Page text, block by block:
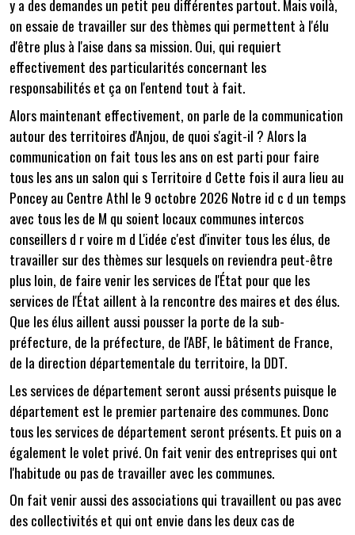
y a des demandes un petit peu différentes partout. Mais voilà,
on essaie de travailler sur des thèmes qui permettent à l'élu
d'être plus à l'aise dans sa mission. Oui, qui requiert
effectivement des particularités concernant les
responsabilités et ça on l'entend tout à fait.
Alors maintenant effectivement, on parle de la communication
autour des territoires d'Anjou, de quoi s'agit-il ? Alors la
communication on fait tous les ans on est parti pour faire
tous les ans un salon qui s Territoire d Cette fois il aura lieu au
Poncey au Centre Athl le 9 octobre 2026 Notre id c d un temps
avec tous les de M qu soient locaux communes intercos
conseillers d r voire m d L'idée c'est d'inviter tous les élus, de
travailler sur des thèmes sur lesquels on reviendra peut-être
plus loin, de faire venir les services de l'État pour que les
services de l'État aillent à la rencontre des maires et des élus.
Que les élus aillent aussi pousser la porte de la sub-
préfecture, de la préfecture, de l'ABF, le bâtiment de France,
de la direction départementale du territoire, la DDT.
Les services de département seront aussi présents puisque le
département est le premier partenaire des communes. Donc
tous les services de département seront présents. Et puis on a
également le volet privé. On fait venir des entreprises qui ont
l'habitude ou pas de travailler avec les communes.
On fait venir aussi des associations qui travaillent ou pas avec
des collectivités et qui ont envie dans les deux cas de